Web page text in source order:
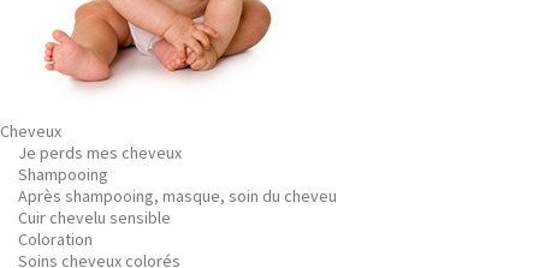
Cheveux
Je perds mes cheveux
Shampooing
Après shampooing, masque, soin du cheveu
Cuir chevelu sensible
Coloration
Soins cheveux colorés